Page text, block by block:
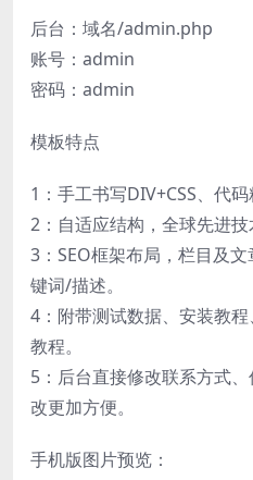
后台：域名/admin.php
账号：admin
密码：admin
模板特点
1：手工书写DIV+CSS、代码
2：自适应结构，全球先进技
3：SEO框架布局，栏目及
键词/描述。
4：附带测试数据、安装教
教程。
5：后台直接修改联系方式
改更加方便。
手机版图片预览：